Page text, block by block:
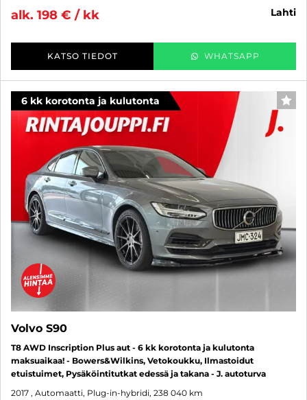
alk. 198 € / kk
lahti
KATSO TIEDOT WHATSAPP
6 kk korotonta ja kulutonta
Volvo S90
T8 AWD Inscription Plus aut - 6 kk korotonta ja kulutonta
maksuaikaa! - Bowers&Wilkins, Vetokoukku, Ilmastoidut
etuistuimet, Pysäköintitutkat edessä ja takana - J. autoturva
2017 , Automaatti, Plug-in-hybridi, 238 040 km